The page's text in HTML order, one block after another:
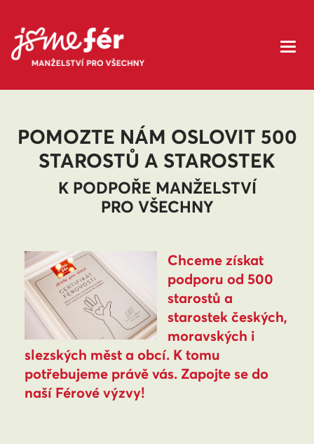
POMOZTE NÁM OSLOVIT 500
STAROSTŮ A STAROSTEK
K PODPOŘE MANŽELSTVÍ
PRO VŠECHNY
Chceme získat
podporu od 500
starostů a
starostek českých,
moravských i
slezských měst a obcí. K tomu
potřebujeme právě vás. Zapojte se do
naší Férové výzvy!